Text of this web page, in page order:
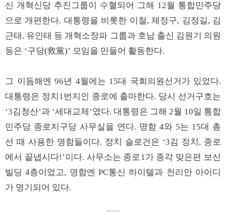
신 개혁신당 추진그룹이 수혈되어 그해 12월 통합민주당
으로 개편한다. 대통령을 비롯한 이철, 제정구, 김정길, 김
근태, 유인태 등 개혁소장파 그룹과 호남 출신 김원기 의원
등은 ‘구당(救黨)’ 모임을 만들어 활동한다.
그 이듬해엔 96년 4월에는 15대 국회의원선거가 있었다.
대통령은 정치1번지인 종로에 출마한다. 당시 선거구호는
‘3김청산’과 ‘세대교체’였다. 대통령은 그해 2월 10일 통합
민주당 종로지구당 사무실을 연다. 명함 4와 5는 15대 총
선 때 사용한 명함들이다. 정치 슬로건은 ‘3김 정치, 종로
에서 끝냅시다!’이다. 사무소는 종로1가 종각 맞은편 보신
빌딩 4층이었고, 명함엔 PC통신 하이텔과 천리안 아이디
가 명기되어 있다.